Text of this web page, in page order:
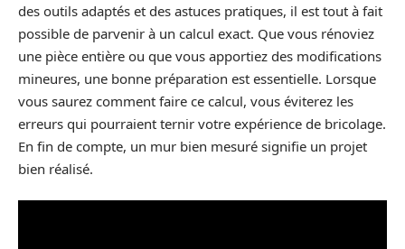
des outils adaptés et des astuces pratiques, il est tout à fait
possible de parvenir à un calcul exact. Que vous rénoviez
une pièce entière ou que vous apportiez des modifications
mineures, une bonne préparation est essentielle. Lorsque
vous saurez comment faire ce calcul, vous éviterez les
erreurs qui pourraient ternir votre expérience de bricolage.
En fin de compte, un mur bien mesuré signifie un projet
bien réalisé.